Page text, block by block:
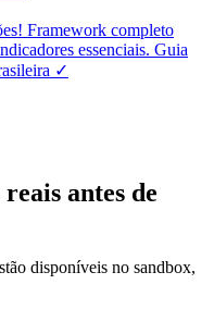
Framework completo
essenciais. Guia
✓
antes de
disponíveis no sandbox,